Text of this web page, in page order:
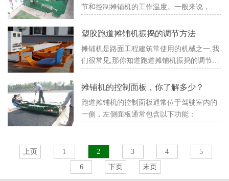
节和控制摊铺机的工作温度。一般来说，温
和温度设定按钮。
塑胶跑道摊铺机振捣的调节方法
摊铺机是路面工程建筑常使用的机械之一,我
们很常见,那你知道跑道摊铺机振捣的调节方
摊铺机的控制面板，你了解多少？
跑道摊铺机的控制面板通常位于驾驶室内的
一侧，左侧面板通常包含以下功能：
上页 1 2 3 4
5
6
下页 末页